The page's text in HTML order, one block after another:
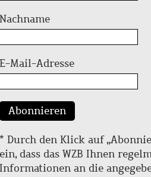
Nachname
E-Mail-Adresse
Abonnieren
* Durch den Klick auf
ein, dass das WZB Ihnen
Informationen an die